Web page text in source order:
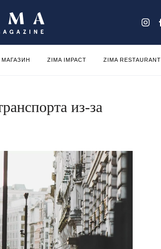
МАГАЗИН ZIMA IMPACT ZIMA RESTAURANT
из-за